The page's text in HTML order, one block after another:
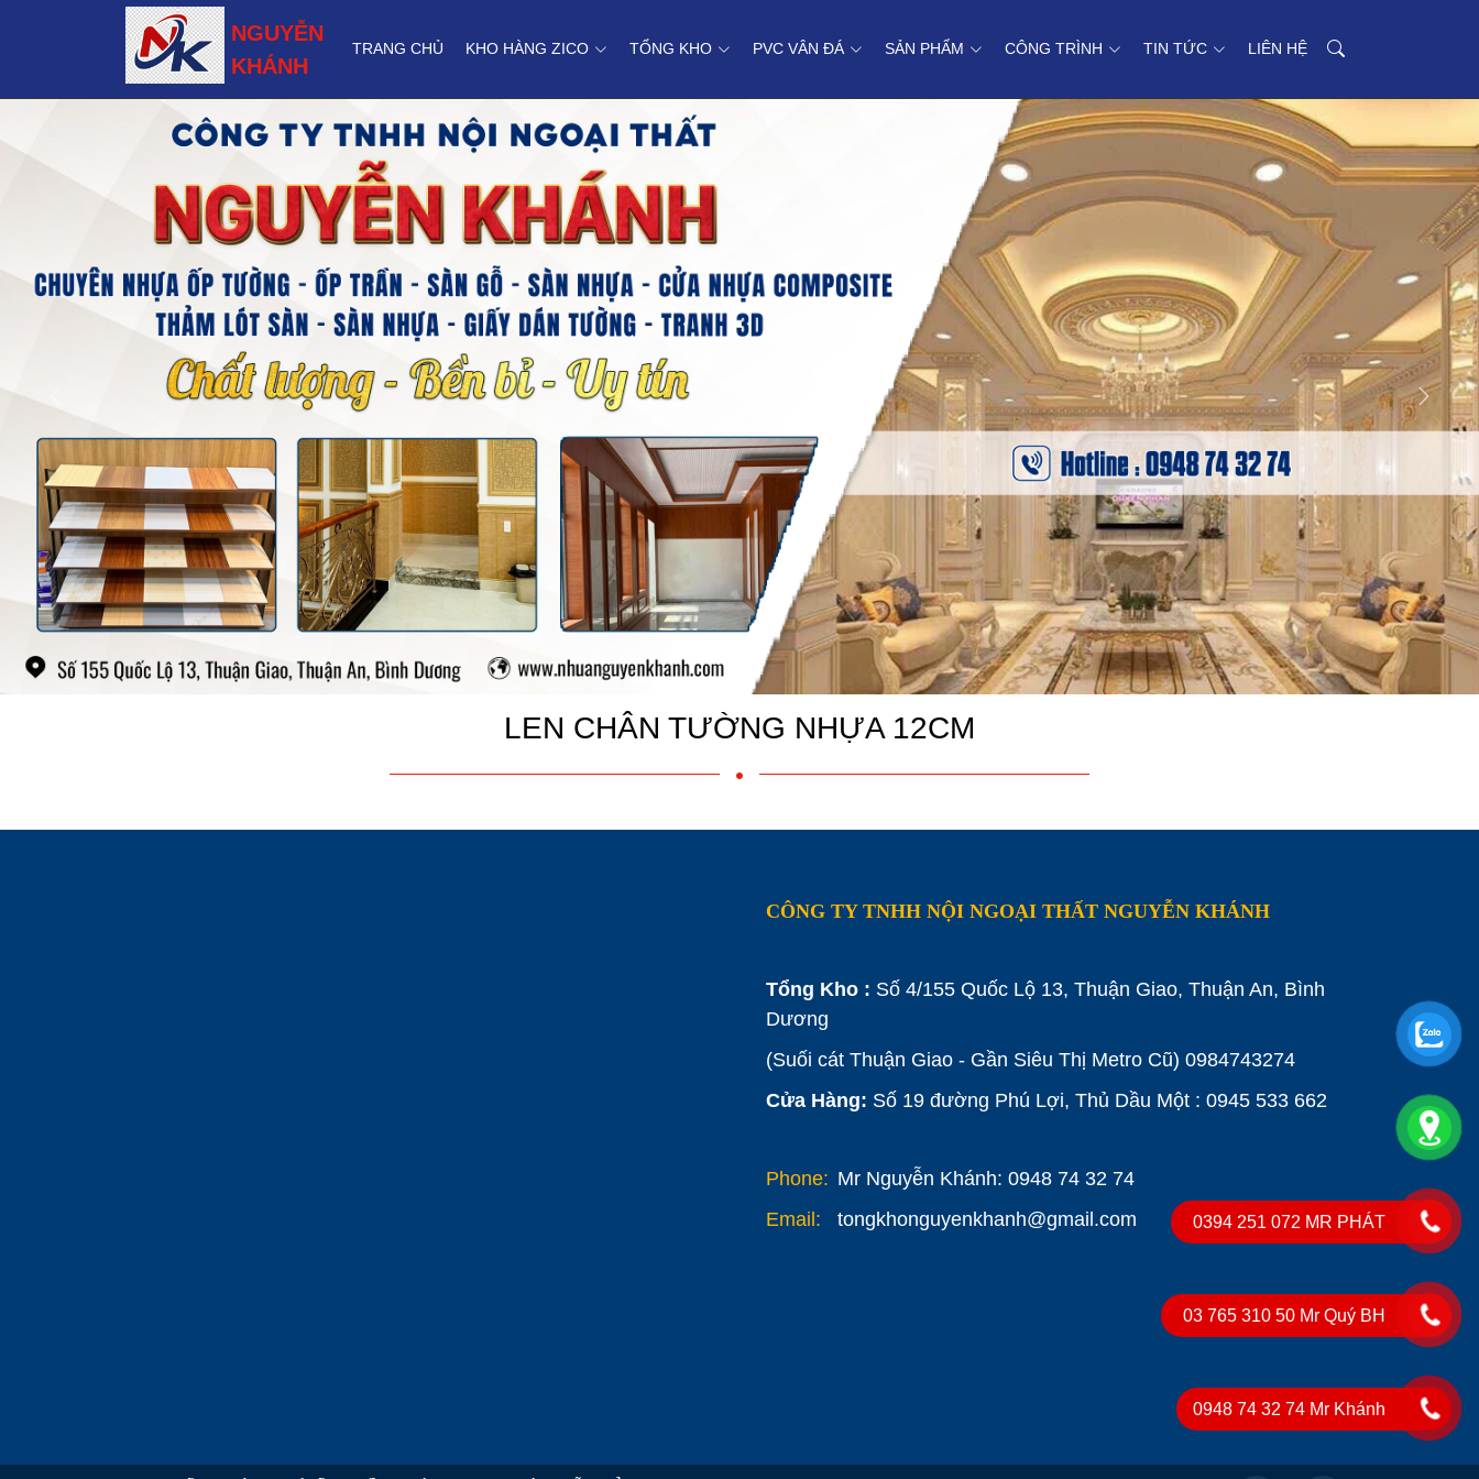
NGUYỄN
KHÁNH
TRANG CHỦ KHO HÀNG ZICO TỔNG KHO PVC VÂN ĐÁ SẢN PHẨM CÔNG TRÌNH TIN TỨC LIÊN HỆ
LEN CHÂN TƯỜNG NHỰA 12CM
CÔNG TY TNHH NỘI NGOẠI THẤT NGUYỄN KHÁNH
Tổng Kho : Số 4/155 Quốc Lộ 13, Thuận Giao, Thuận An, Bình
Dương
(Suối cát Thuận Giao - Gần Siêu Thị Metro Cũ) 0984743274
Cửa Hàng: Số 19 đường Phú Lợi, Thủ Dầu Một : 0945 533 662
Phone: Mr Nguyễn Khánh: 0948 74 32 74
Email:
tongkhonguyenkhanh@gmail.com 0394 251 072 MR PHÁT
03 765 310 50 Mr Quý BH
0948 74 32 74 Mr Khánh